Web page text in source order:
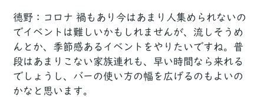
徳野：コロナ 禍もあり今はあまり人集められないの
でイベントは難しいかもしれませんが、流しそうめ
んとか、季節感あるイベントをやりたいですね。普
段はあまりこない家族連れも、早い時間なら来れる
でしょうし、バーの使い方の幅を広げるのもよいの
かなと思います。